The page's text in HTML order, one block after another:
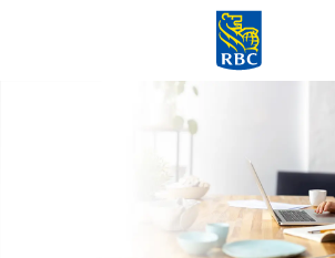
Skip to main content